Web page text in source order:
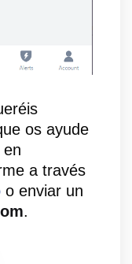
os ayude
a través
o enviar un
.